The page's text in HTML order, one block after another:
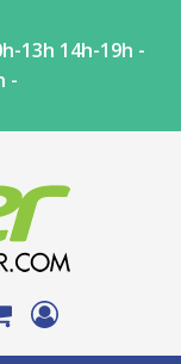
13h 14h-19h -
-